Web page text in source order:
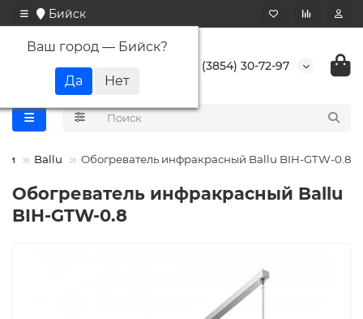
Бийск
Ваш город — Бийск?
+7 (3854) 30-72-97
Ballu Обогреватель инфракрасный Ballu BIH-GTW-0.8
Обогреватель инфракрасный Ballu
BIH-GTW-0.8